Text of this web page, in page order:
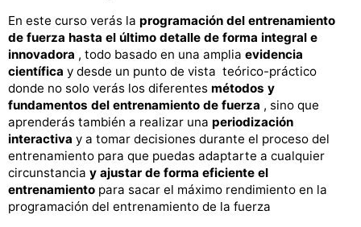
En este curso verás la programación del entrenamiento
de fuerza hasta el último detalle de forma integral e
innovadora , todo basado en una amplia evidencia
científica y desde un punto de vista teórico-práctico
donde no solo verás los diferentes métodos y
fundamentos del entrenamiento de fuerza , sino que
aprenderás también a realizar una periodización
interactiva y a tomar decisiones durante el proceso del
entrenamiento para que puedas adaptarte a cualquier
circunstancia y ajustar de forma eficiente el
entrenamiento para sacar el máximo rendimiento en la
programación del entrenamiento de la fuerza